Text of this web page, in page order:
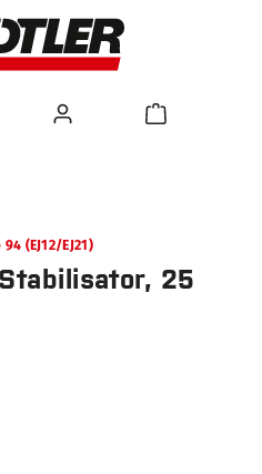
(EJ12/EJ21)
25